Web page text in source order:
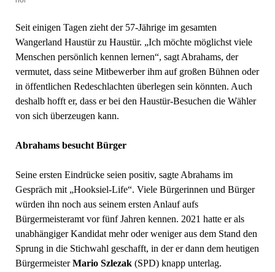
Seit einigen Tagen zieht der 57-Jährige im gesamten
Wangerland Haustür zu Haustür. „Ich möchte möglichst viele
Menschen persönlich kennen lernen“, sagt Abrahams, der
vermutet, dass seine Mitbewerber ihm auf großen Bühnen oder
in öffentlichen Redeschlachten überlegen sein könnten. Auch
deshalb hofft er, dass er bei den Haustür-Besuchen die Wähler
von sich überzeugen kann.
Abrahams besucht Bürger
Seine ersten Eindrücke seien positiv, sagte Abrahams im
Gespräch mit „Hooksiel-Life“. Viele Bürgerinnen und Bürger
würden ihn noch aus seinem ersten Anlauf aufs
Bürgermeisteramt vor fünf Jahren kennen. 2021 hatte er als
unabhängiger Kandidat mehr oder weniger aus dem Stand den
Sprung in die Stichwahl geschafft, in der er dann dem heutigen
BürgermeisterMario Szlezak(SPD) knapp unterlag.